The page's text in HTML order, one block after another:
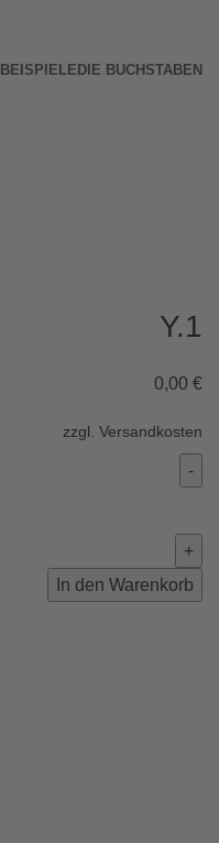
BEISPIELE DIE BUCHSTABEN
Y.1
0,00 €
zzgl. Versandkosten
In den Warenkorb